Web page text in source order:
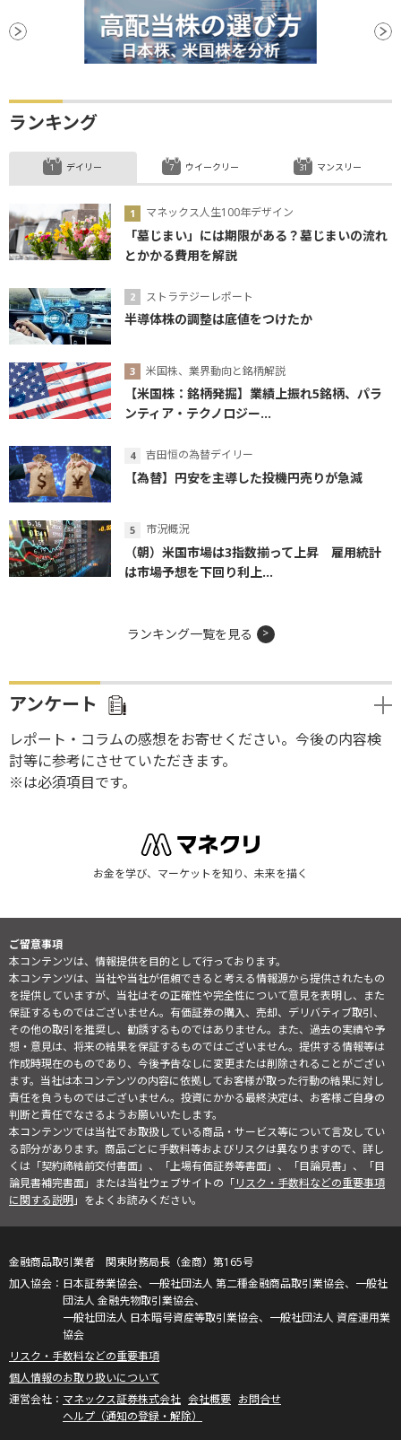
ランキング
デイリー
マネックス人生100年デザイン
「墓じまい」には期限がある？墓じまいの流れ
とかかる費用を解説
ストラテジーレポート
半導体株の調整は底値をつけたか
米国株、業界動向と銘柄解説
【米国株：銘柄発掘】業績上振れ5銘柄、パラ
ンティア・テクノロジー...
吉田恒の為替デイリー
【為替】円安を主導した投機円売りが急減
市況概況
（朝）米国市場は3指数揃って上昇 雇用統計
は市場予想を下回り利上...
ウイークリー マンスリー
ランキング一覧を見る
アンケート
レポート・コラムの感想をお寄せください。今後の内容検
討等に参考にさせていただきます。
※は必須項目です。
お金を学び、マーケットを知り、未来を描く
ご留意事項
本コンテンツは、情報提供を目的として行っております。
本コンテンツは、当社や当社が信頼できると考える情報源から提供されたもの
を提供していますが、当社はその正確性や完全性について意見を表明し、また
保証するものではございません。有価証券の購入、売却、デリバティブ取引、
その他の取引を推奨し、勧誘するものではありません。また、過去の実績や予
想・意見は、将来の結果を保証するものではございません。提供する情報等は
作成時現在のものであり、今後予告なしに変更または削除されることがござい
ます。当社は本コンテンツの内容に依拠してお客様が取った行動の結果に対し
責任を負うものではございません。投資にかかる最終決定は、お客様ご自身の
判断と責任でなさるようお願いいたします。
本コンテンツでは当社でお取扱している商品・サービス等について言及してい
る部分があります。商品ごとに手数料等およびリスクは異なりますので、詳し
くは「契約締結前交付書面」、「上場有価証券等書面」、「目論見書」、「目
論見書補完書面」または当社ウェブサイトの「リスク・手数料などの重要事項
に関する説明」をよくお読みください。
金融商品取引業者 関東財務局長（金商）第165号
日本証券業協会、一般社団法人 第二種金融商品取引業協会、一般社
団法人 金融先物取引業協会、
一般社団法人 日本暗号資産等取引業協会、一般社団法人 資産運用業
協会
リスク・手数料などの重要事項
個人情報のお取り扱いについて
マネックス証券株式会社 会社概要 お問合せ
ヘルプ（通知の登録・解除）